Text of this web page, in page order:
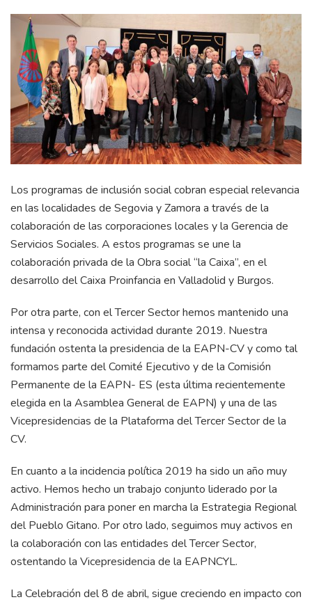
Los programas de inclusión social cobran especial relevancia
en las localidades de Segovia y Zamora a través de la
colaboración de las corporaciones locales y la Gerencia de
Servicios Sociales. A estos programas se une la
colaboración privada de la Obra social “la Caixa”, en el
desarrollo del Caixa Proinfancia en Valladolid y Burgos.
Por otra parte, con el Tercer Sector hemos mantenido una
intensa y reconocida actividad durante 2019. Nuestra
fundación ostenta la presidencia de la EAPN-CV y como tal
formamos parte del Comité Ejecutivo y de la Comisión
Permanente de la EAPN- ES (esta última recientemente
elegida en la Asamblea General de EAPN) y una de las
Vicepresidencias de la Plataforma del Tercer Sector de la
CV.
En cuanto a la incidencia política 2019 ha sido un año muy
activo. Hemos hecho un trabajo conjunto liderado por la
Administración para poner en marcha la Estrategia Regional
del Pueblo Gitano. Por otro lado, seguimos muy activos en
la colaboración con las entidades del Tercer Sector,
ostentando la Vicepresidencia de la EAPNCYL.
La Celebración del 8 de abril, sigue creciendo en impacto con